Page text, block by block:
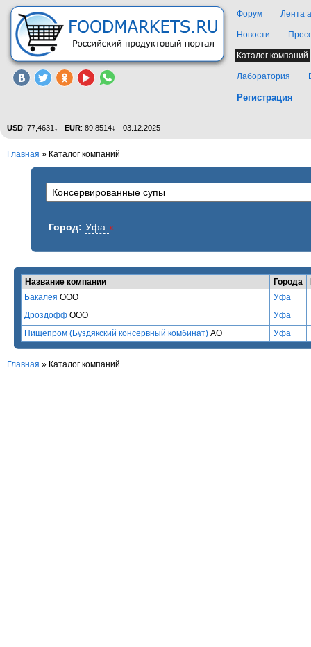
Форум Лента
Новости
Каталог компаний
Лаборатория
Регистрация
USD: 77,4631↓ EUR: 89,8514↓ - 03.12.2025
Главная » Каталог компаний
Город: Уфа x
Название компании Города
Бакалея ООО
Уфа
Дроздофф ООО
Уфа
Пищепром (Буздякский консервный комбинат) АО Уфа
Главная » Каталог компаний